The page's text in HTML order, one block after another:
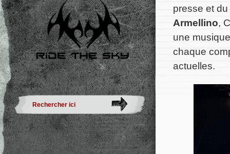
presse et
Armellino,
une
chaque
actuelles.